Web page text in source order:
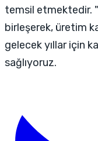
temsil etmektedir.
birleşerek, üretim
gelecek yıllar için
sağlıyoruz.